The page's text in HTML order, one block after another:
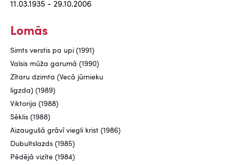
11.03.1935 - 29.10.2006
Lomās
Simts verstis pa upi (1991)
Valsis mūža garumā (1990)
Zītaru dzimta (Vecā jūrnieku
ligzda) (1989)
Viktorija (1988)
Sēklis (1988)
Aizaugušā grāvī viegli krist (1986)
Dubultslazds (1985)
Pēdējā vizīte (1984)